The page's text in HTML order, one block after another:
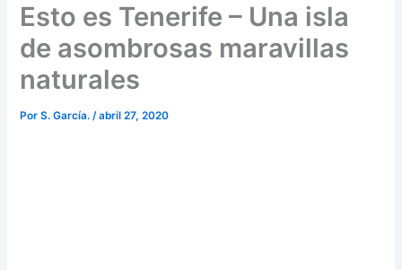
Esto es Tenerife – Una isla
de asombrosas maravillas
naturales
PorS. García./abril 27, 2020